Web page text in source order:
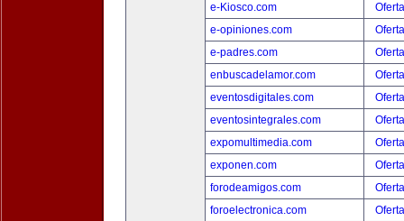
e-Kiosco.com
e-opiniones.com
e-padres.com
enbuscadelamor.com
eventosdigitales.com
eventosintegrales.com
expomultimedia.com
exponen.com
forodeamigos.com
foroelectronica.com